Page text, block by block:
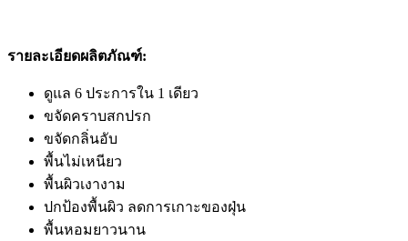
รายละเอียดผลิตภัณฑ์:
ดูแล 6 ประการใน 1 เดียว
ขจัดคราบสกปรก
ขจัดกลิ่นอับ
พื้นไม่เหนียว
พื้นผิวเงางาม
ปกป้องพื้นผิว ลดการเกาะของฝุ่น
พื้นหอมยาวนาน